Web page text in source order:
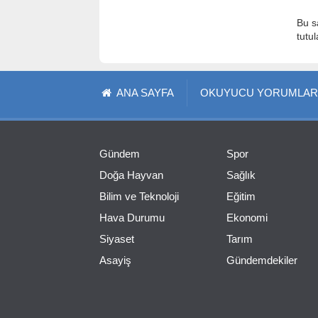
Bu
ANA SAYFA OKUYUCU
Gündem
Doğa Hayvan
Bilim ve Teknoloji
Hava Durumu
Siyaset
Asayiş
Spor
Sağlık
Eğitim
Ekonomi
Tarım
Gündemdekiler